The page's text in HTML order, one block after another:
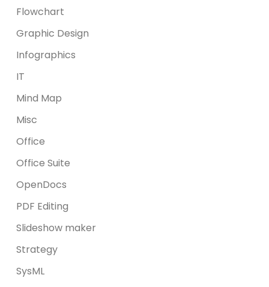
Flowchart
Graphic Design
Infographics
IT
Mind Map
Misc
Office
Office Suite
OpenDocs
PDF Editing
Slideshow maker
Strategy
SysML